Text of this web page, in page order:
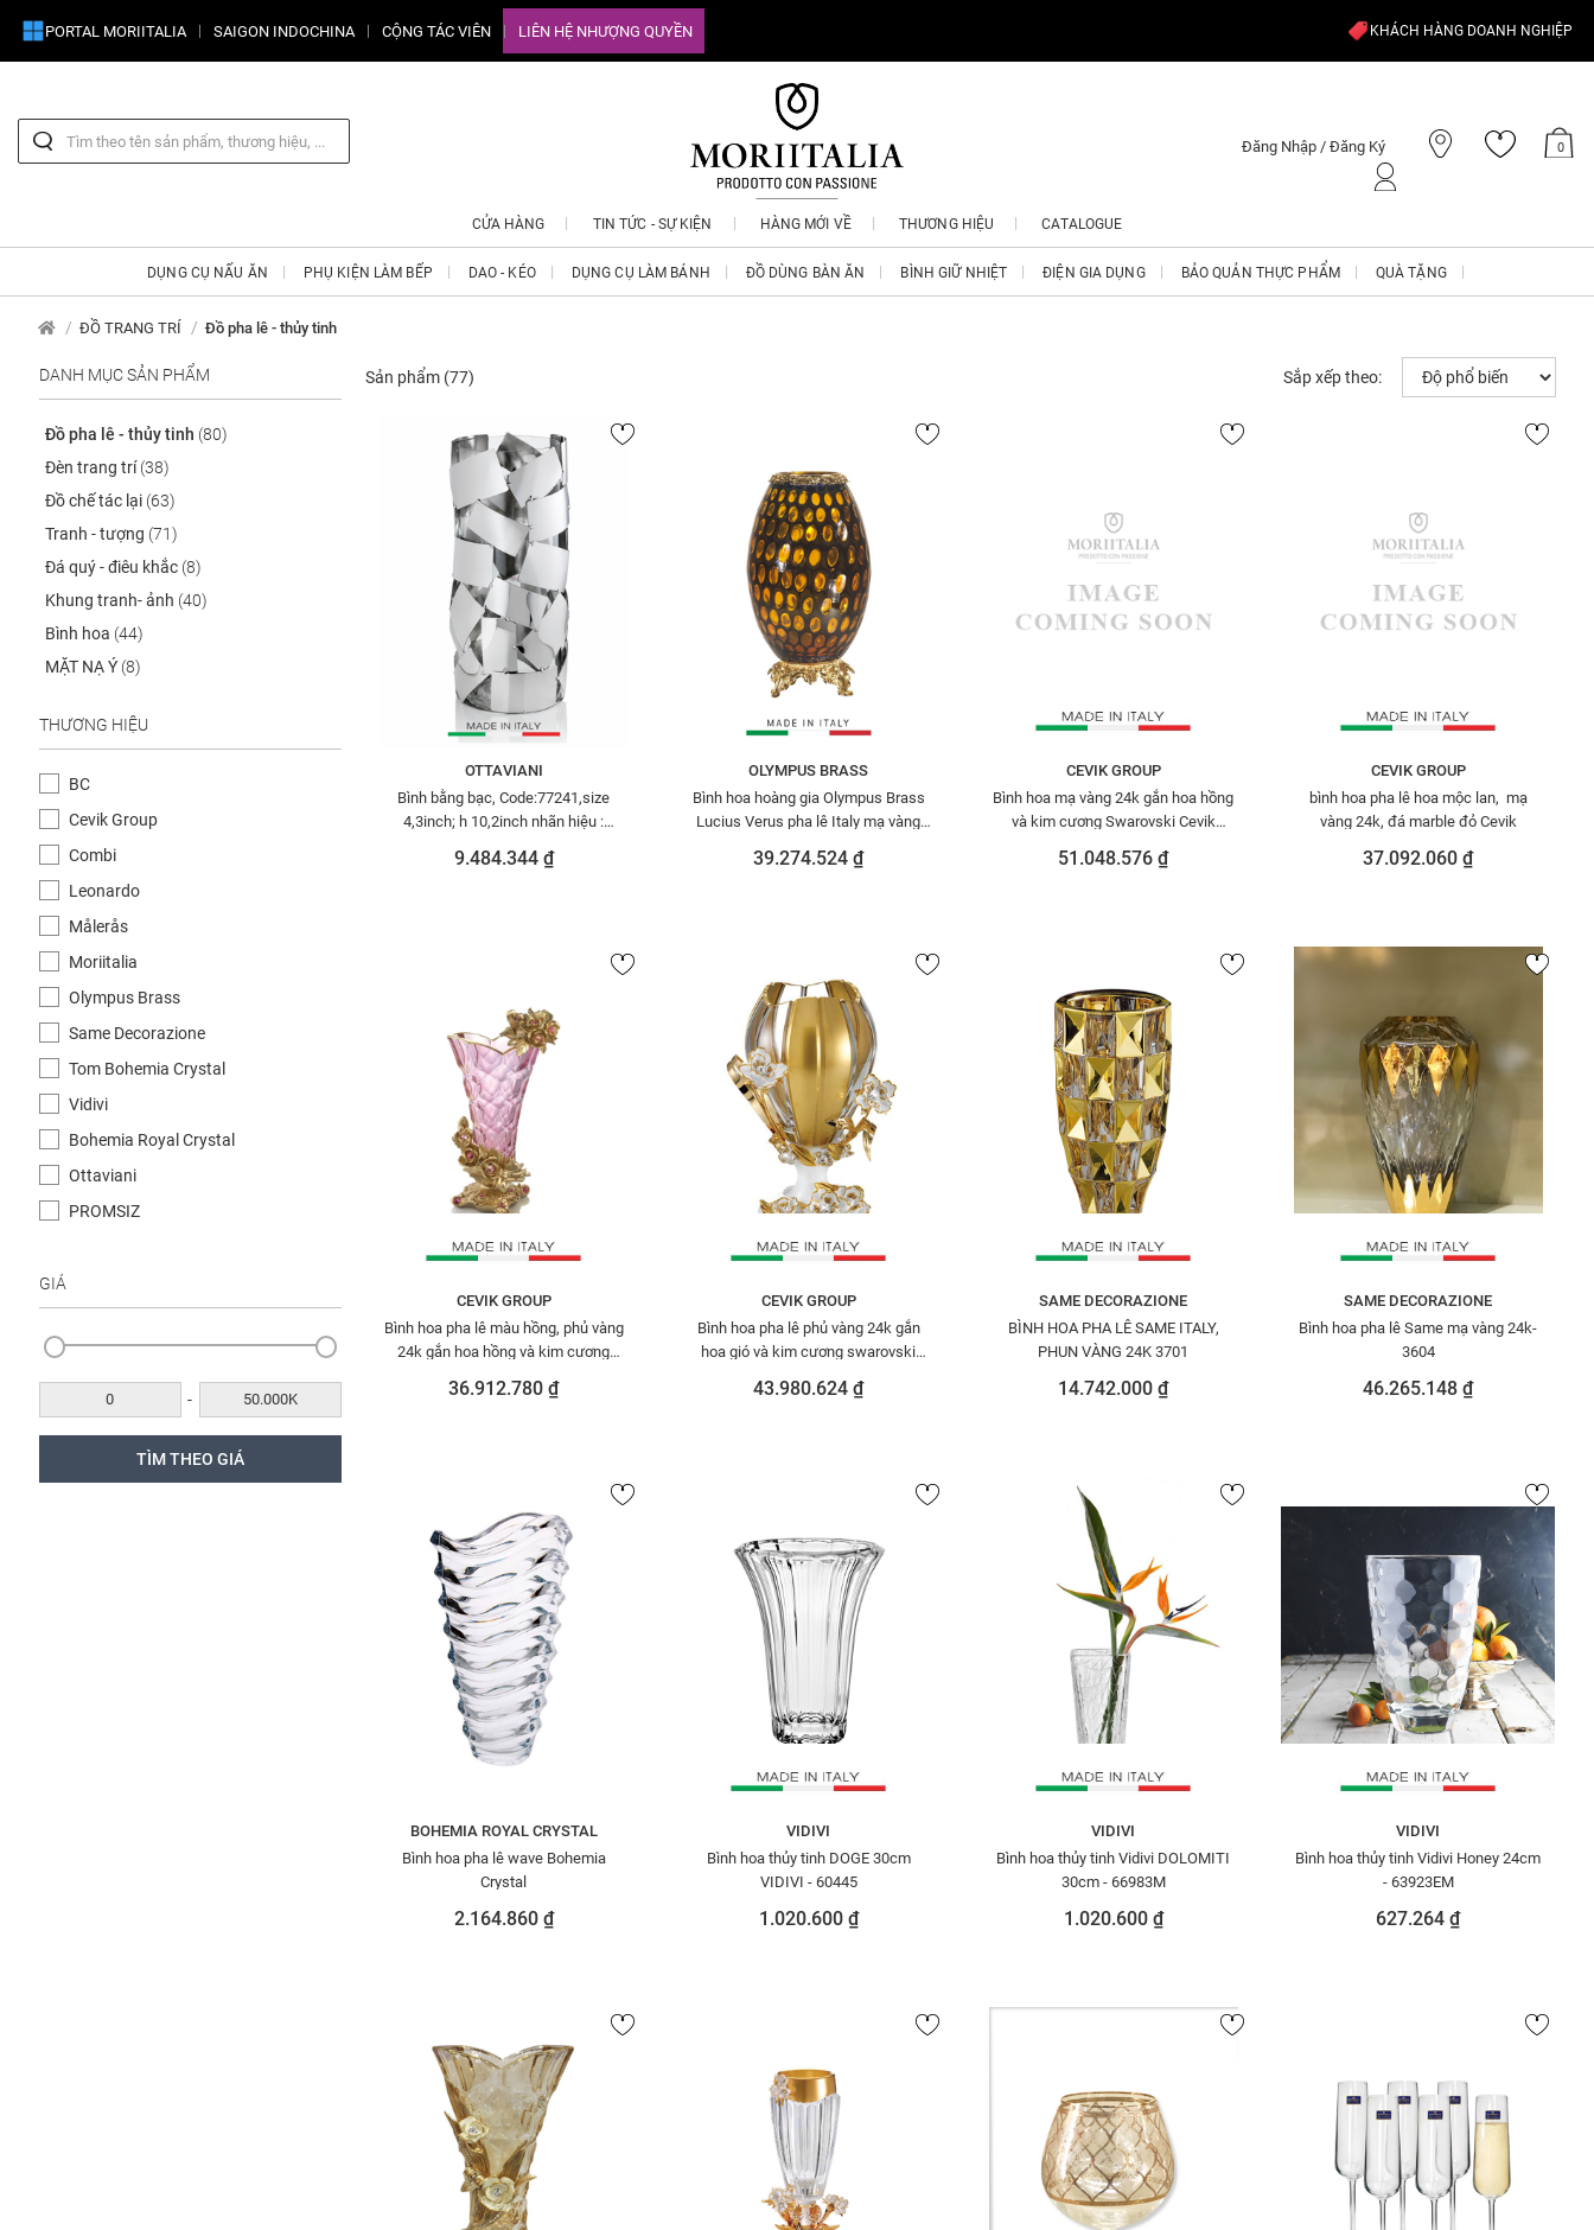
PORTAL MORIITALIA SAIGON INDOCHINA CỘNG TÁC VIÊN LIÊN HỆ NHƯỢNG QUYỀN KHÁCH HÀNG DOANH NGHIỆP
Đăng Nhập / Đăng Ký 0
CỬA HÀNG TIN TỨC - SỰ KIỆN HÀNG MỚI VỀ THƯƠNG HIỆU CATALOGUE
DỤNG CỤ NẤU ĂN PHỤ KIỆN LÀM BẾP DAO - KÉO DỤNG CỤ LÀM BÁNH ĐỒ DÙNG BÀN ĂN BÌNH GIỮ NHIỆT ĐIỆN GIA DỤNG BẢO QUẢN THỰC PHẨM QUÀ TẶNG
ĐỒ TRANG TRÍ Đồ pha lê - thủy tinh
DANH MỤC SẢN PHẨM
Đồ pha lê - thủy tinh (80)
Đèn trang trí(38)
Đồ chế tác lại (63)
Tranh - tượng (71)
Đá quý - điêu khắc (8)
Khung tranh- ảnh (40)
Bình hoa (44)
MẶT NẠ Ý (8)
THƯƠNG HIỆU
BC
Cevik Group
Combi
Leonardo
Målerås
Moriitalia
Olympus Brass
Same Decorazione
Tom Bohemia Crystal
Vidivi
Bohemia Royal Crystal
Ottaviani
PROMSIZ
GIÁ
-
Sản phẩm (77) Sắp xếp theo:
OTTAVIANI
Bình bằng bạc, Code:77241,size
4,3inch; h 10,2inch nhãn hiệu :
9.484.344 ₫
OLYMPUS BRASS
Bình hoa hoàng gia Olympus Brass
Lucius Verus pha lê Italy mạ vàng
39.274.524 ₫
CEVIK GROUP
Bình hoa mạ vàng 24k gắn hoa hồng
và kim cương Swarovski Cevik
51.048.576 ₫
CEVIK GROUP
bình hoa pha lê hoa mộc lan, mạ
vàng 24k, đá marble đỏ Cevik
37.092.060 ₫
CEVIK GROUP
Bình hoa pha lê màu hồng, phủ vàng
24k gắn hoa hồng và kim cương
36.912.780 ₫
CEVIK GROUP
Bình hoa pha lê phủ vàng 24k gắn
hoa gió và kim cương swarovski
43.980.624 ₫
SAME DECORAZIONE
BÌNH HOA PHA LÊ SAME ITALY,
PHUN VÀNG 24K 3701
14.742.000 ₫
SAME DECORAZIONE
Bình hoa pha lê Same mạ vàng 24k-
3604
46.265.148 ₫
BOHEMIA ROYAL CRYSTAL
Bình hoa pha lê wave Bohemia
Crystal
2.164.860 ₫
VIDIVI
Bình hoa thủy tinh DOGE 30cm
VIDIVI - 60445
1.020.600 ₫
VIDIVI
Bình hoa thủy tinh Vidivi DOLOMITI
30cm - 66983M
1.020.600 ₫
VIDIVI
Bình hoa thủy tinh Vidivi Honey 24cm
- 63923EM
627.264 ₫